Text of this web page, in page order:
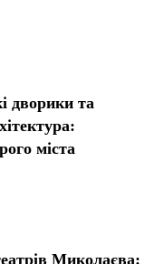
дворики та
міста
Миколаєва: